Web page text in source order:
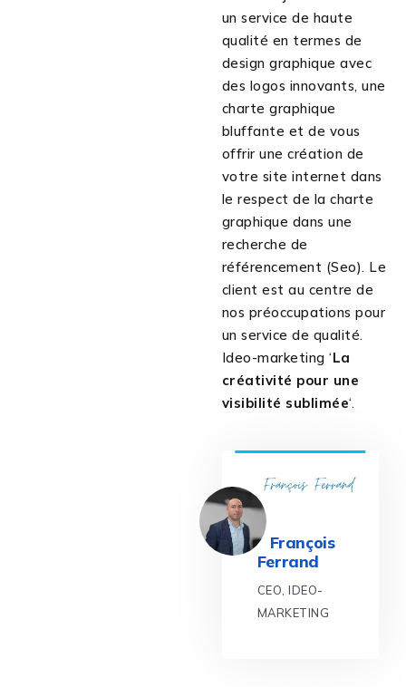
un service de haute
qualité en termes de
design graphique avec
des logos innovants, une
charte graphique
bluffante et de vous
offrir une création de
votre site internet dans
le respect de la charte
graphique dans une
recherche de
référencement (Seo). Le
client est au centre de
nos préoccupations pour
un service de qualité.
Ideo-marketing ‘La
créativité pour une
visibilité sublimée‘.
François
Ferrand
CEO, IDEO-
MARKETING